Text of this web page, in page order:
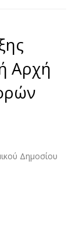
Αρχή
Δημοσίου